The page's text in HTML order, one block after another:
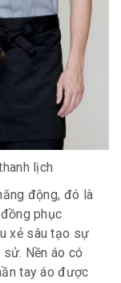
lịch
động, đó là
phục
xẻ sâu tạo sự
Nền áo có
tay áo được